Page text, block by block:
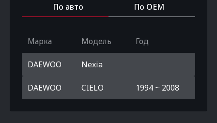
По авто По OEM
Марка Модель Год
DAEWOO Nexia
DAEWOO CIELO 1994 ~ 2008